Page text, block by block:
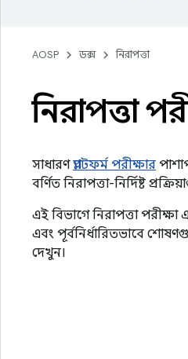
AOSP ডক্স নিরাপত্তা
নিরাপত্তা
সাধারণপ্ল্যাটফর্ম পরীক্ষার
বর্ণিত নিরাপত্তা-নির্দিষ্ট
এই বিভাগে নিরাপত্তা
এবং পূর্বনির্ধারিতভাবে
দেখুন।